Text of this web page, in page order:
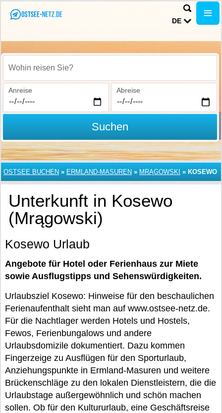
DE
Wohin reisen Sie?
Anreise Abreise
Suchen
OSTSEE BUCHEN » ERMLAND-MASUREN » MRĄGOWSKI » KOSEWO
Unterkunft in Kosewo
(Mrągowski)
Kosewo Urlaub
Angebote für Hotel oder Ferienhaus zur Miete
sowie Ausflugstipps und Sehenswürdigkeiten.
Urlaubsziel Kosewo: Hinweise für den beschaulichen
Ferienaufenthalt sieht man auf www.ostsee-netz.de.
Für die Nachtlager werden Hotels und Hostels,
Fewos, Ferienbungalows und andere
Urlaubsdomizile dokumentiert. Dazu kommen
Fingerzeige zu Ausflügen für den Sporturlaub,
Anziehungspunkte in Ermland-Masuren und weitere
Brückenschläge zu den lokalen Dienstleistern, die die
Urlaubstage außergewöhnlich und schön machen
sollen. Ob für den Kultururlaub, eine Geschäftsreise